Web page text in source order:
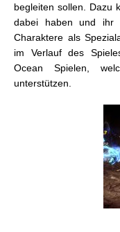
begleiten sollen. Dazu
dabei haben und ihr
Charaktere als
im Verlauf des
Ocean Spielen,
unterstützen.